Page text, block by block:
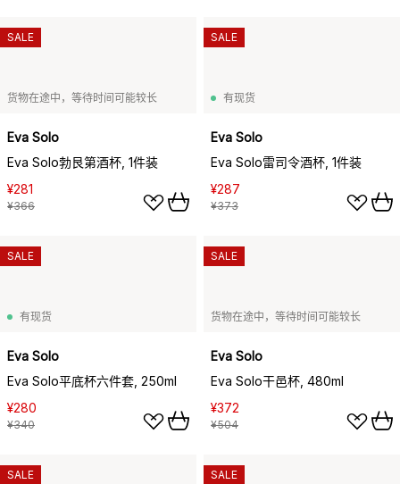
货物在途中，等待时间可能较长
Eva Solo
Eva Solo勃艮第酒杯, 1件装
¥281
¥366
SALE
有现货
Eva Solo
Eva Solo雷司令酒杯, 1件装
¥287
¥373
SALE
有现货
Eva Solo
Eva Solo平底杯六件套, 250ml
¥280
¥340
SALE
货物在途中，等待时间可能较长
Eva Solo
Eva Solo干邑杯, 480ml
¥372
¥504
SALE
SALE SALE